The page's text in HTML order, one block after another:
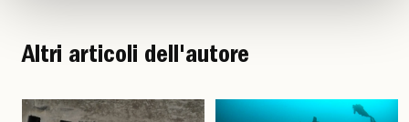
Altri articoli dell'autore